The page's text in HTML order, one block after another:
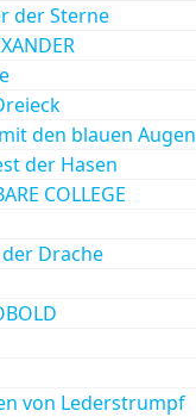
der Sterne
den blauen Augen
der Hasen
COLLEGE
Drache
von Lederstrumpf